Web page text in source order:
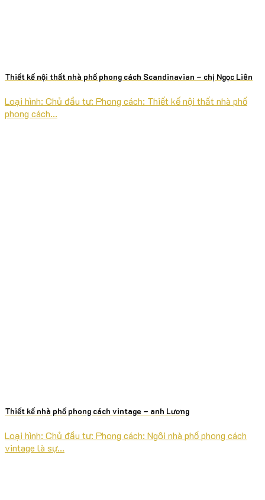
Thiết kế nội thất nhà phố phong cách Scandinavian – chị Ngọc Liên
Loại hình: Chủ đầu tư: Phong cách: Thiết kế nội thất nhà phố
phong cách...
Thiết kế nhà phố phong cách vintage – anh Lương
Loại hình: Chủ đầu tư: Phong cách: Ngôi nhà phố phong cách
vintage là sự...